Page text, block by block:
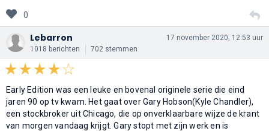
0
Lebarron
1018 berichten 702 stemmen
17 november 2020, 12:53 uur
Early Edition was een leuke en bovenal originele serie die eind
jaren 90 op tv kwam. Het gaat over Gary Hobson(Kyle Chandler),
een stockbroker uit Chicago, die op onverklaarbare wijze de krant
van morgen vandaag krijgt. Gary stopt met zijn werk en is